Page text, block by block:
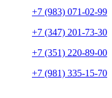
+7 (983) 071-02-99
+7 (347) 201-73-30
+7 (351) 220-89-00
+7 (981) 335-15-70